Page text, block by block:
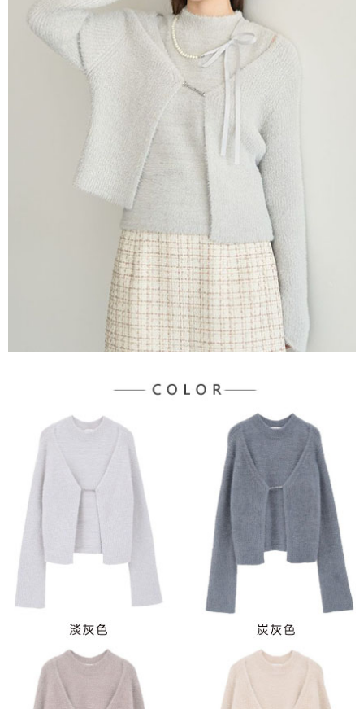
1.本服務係由「台灣大哥大股份有限公司」（以下簡稱本公司）所提供，讓
用戶於交易時，得透過本服務購買商品或服務，並由商店將買賣／分期付款
買賣價金債權讓與本公司後，依約使用本公司帳單繳交帳款。
2.基於同意付款使用「大哥付你分期」之契約關係目的，商店將以您的個人
資料（包含姓名、電話或地址）提供予台灣大哥大進項蒐集、處理及利用，
由本公司與您本人進行分期帳單所需資料之確認、核對及更正。
3.完整用戶服務條款，請詳閱以下連結： https://oppay.tw/userRule
※ 請注意：結帳手續完成當下不需立刻繳費，但若您需要取消訂單，請聯絡
購買商品的店家。未經商家同意取消之訂單仍視為有效，需透過AFTEE先享
後付繳納相關費用。
※ 交易是否成功請以「AFTEE先享後付 」之結帳頁面顯示為準，若有關於
是否繳費成功／繳費後需取消欲退款等相關疑問，請聯繫「AFTEE先享後付
https://netprotections.freshdesk.com/support/home
１．透過由恩沛科技股份有限公司提供之「AFTEE先享後付」服務完成之交
易，需依本服務之必要範圍內提供個人資料，並將交易相關給付款項請求債
權轉讓予恩沛科技股份有限公司。
２．關於個人資料處理事宜，請瀏覽以下網址：
https://aftee.tw/terms/#terms3
３．未成年的使用者請事先徵得法定代理人或監護人之同意方可使用
「AFTEE先享後付」，若未經同意申辦者引起之損失，本公司不負相關責
４．使用「AFTEE先享後付」時，將依據個別帳號之用戶狀況，依本公司即
時審查核予不同之上限額度；若仍有額度不足之情形，本公司將視審查結果
請求用戶進行身份認證。
５．嚴禁一人註冊多個帳號或使用他人資訊註冊。若發現惡意使用之情形，
恩沛科技股份有限公司將有權停止該用戶之使用額度並採取法律行動。
萊爾富取貨付款
每筆NT$60，滿NT$1,500(含以上)免運費
萊爾富純取貨
每筆NT$60，滿NT$1,500(含以上)免運費
每筆NT$60，滿NT$1,500(含以上)免運費
每筆NT$60，滿NT$1,500(含以上)免運費
每筆NT$90，滿NT$1,500(含以上)免運費